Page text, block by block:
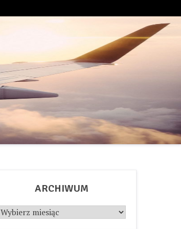
ARCHIWUM
Archiwum